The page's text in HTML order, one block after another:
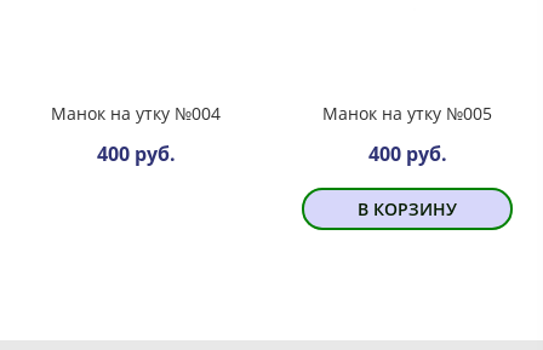
Манок на утку №004
400 руб.
Манок на утку №005
400 руб.
В КОРЗИНУ